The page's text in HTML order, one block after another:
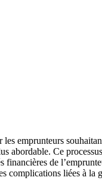
emprunteurs
Ce
de
complications liées à la